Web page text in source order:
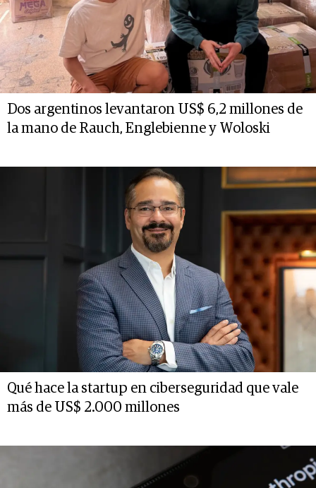
Dos argentinos levantaron US$ 6,2 millones de
la mano de Rauch, Englebienne y Woloski
Qué hace la startup en ciberseguridad que vale
más de US$ 2.000 millones